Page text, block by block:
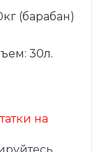
(барабан)
30л.
на